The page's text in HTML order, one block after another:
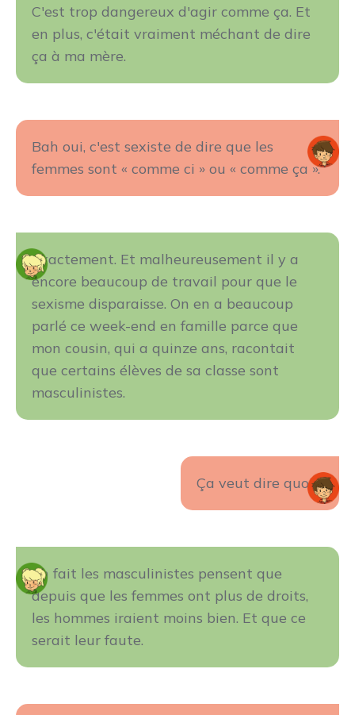
C'est trop dangereux d'agir comme ça. Et
en plus, c'était vraiment méchant de dire
ça à ma mère.
Bah oui, c'est sexiste de dire que les
femmes sont « comme ci » ou « comme ça ».
Exactement. Et malheureusement il y a
encore beaucoup de travail pour que le
sexisme disparaisse. On en a beaucoup
parlé ce week-end en famille parce que
mon cousin, qui a quinze ans, racontait
que certains élèves de sa classe sont
masculinistes.
Ça veut dire quoi ?
En fait les masculinistes pensent que
depuis que les femmes ont plus de droits,
les hommes iraient moins bien. Et que ce
serait leur faute.